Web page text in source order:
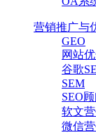
营销推广与
GEO
网站
谷歌
SEM
SEO
软文
微信